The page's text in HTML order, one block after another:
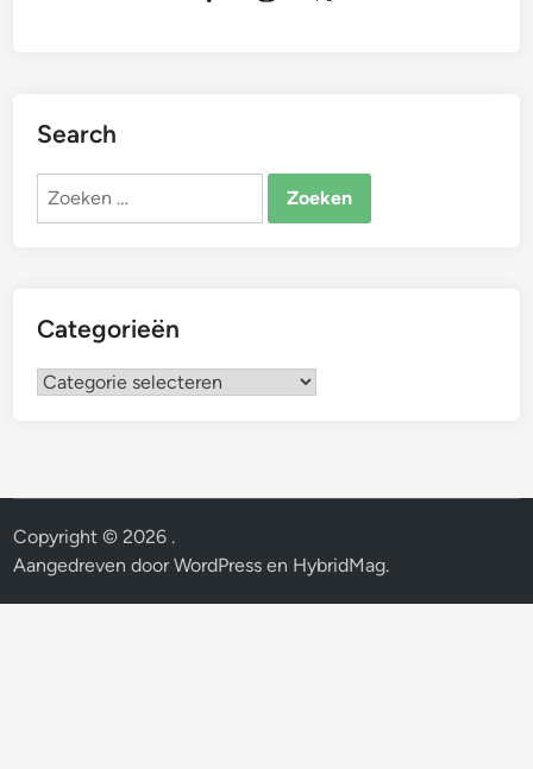
Search
Zoeken
Categorieën
Categorieën
Copyright © 2026.
Aangedreven doorWordPress en HybridMag.